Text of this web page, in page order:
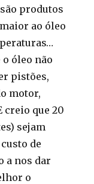
produtos
ao óleo
óleo não
pistões,
motor,
creio que 20
sejam
de
a nos dar
o